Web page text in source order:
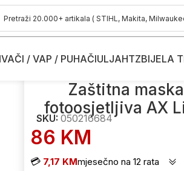
/ VAP / PUHAČIULJAHTZBIJELA
Zaštitna maska za zavarivanje –
Zaštitna
fotoosjetljiva AX
SKU: 050216684
86 KM
💳 7,17 KMmjesečno na 12 rata